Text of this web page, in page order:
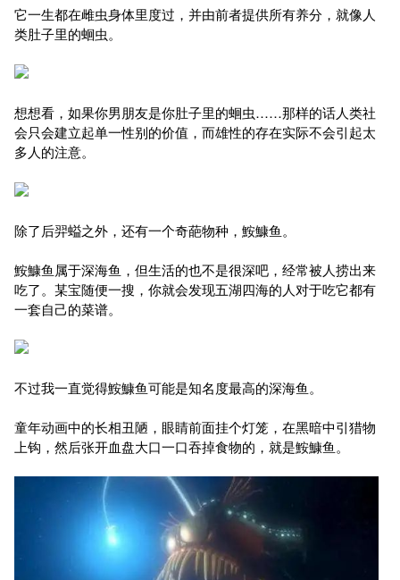
它一生都在雌虫身体里度过，并由前者提供所有养分，就像人
类肚子里的蛔虫。
想想看，如果你男朋友是你肚子里的蛔虫……那样的话人类社
会只会建立起单一性别的价值，而雄性的存在实际不会引起太
多人的注意。
除了后羿螠之外，还有一个奇葩物种，鮟鱇鱼。
鮟鱇鱼属于深海鱼，但生活的也不是很深吧，经常被人捞出来
吃了。某宝随便一搜，你就会发现五湖四海的人对于吃它都有
一套自己的菜谱。
不过我一直觉得鮟鱇鱼可能是知名度最高的深海鱼。
童年动画中的长相丑陋，眼睛前面挂个灯笼，在黑暗中引猎物
上钩，然后张开血盘大口一口吞掉食物的，就是鮟鱇鱼。